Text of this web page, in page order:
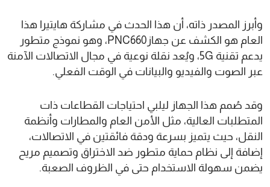
وأبرز المصدر ذاته، أن هذا الحدث في مشاركة هايتيرا هذا
العام هو الكشف عن جهازPNC660، وهو نموذج متطور
يدعم تقنية 5G، ويُعد نقلة نوعية في مجال الاتصالات الآمنة
عبر الصوت والفيديو والبيانات في الوقت الفعلي.
وقد صُمم هذا الجهاز ليلبي احتياجات القطاعات ذات
المتطلبات العالية، مثل الأمن العام والمطارات وأنظمة
النقل، حيث يتميز بسرعة ودقة فائقتين في الاتصالات،
إضافة إلى نظام حماية متطور ضد الاختراق وتصميم مريح
يضمن سهولة الاستخدام حتى في الظروف الصعبة.